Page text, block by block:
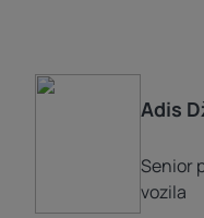
Adis
Senior
vozila